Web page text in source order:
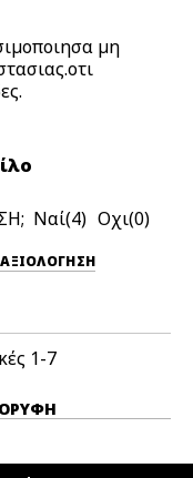
μη
4 0
ΑΥΤΉΝ ΤΗΝ ΑΞΙΟΛΟΓΗΣΗ
1-7